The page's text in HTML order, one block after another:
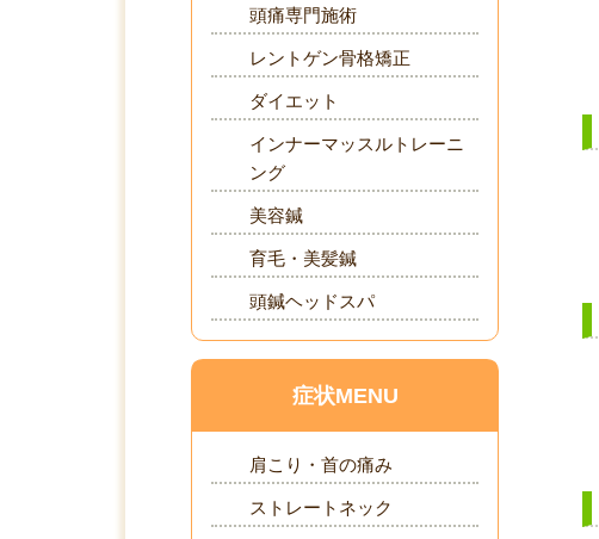
頭痛専門施術
レントゲン骨格矯正
ダイエット
インナーマッスルトレーニ
ング
美容鍼
育毛・美髪鍼
頭鍼ヘッドスパ
症状MENU
肩こり・首の痛み
ストレートネック